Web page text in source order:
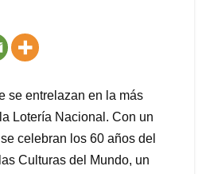
se entrelazan en la más
Lotería Nacional. Con un
celebran los 60 años del
Culturas del Mundo, un